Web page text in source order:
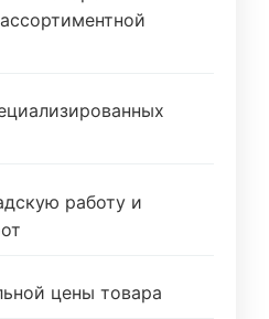
работу и
цены товара